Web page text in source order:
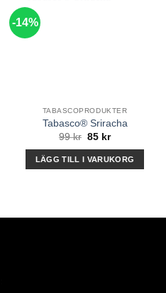
-14%
TABASCOPRODUKTER
Tabasco® Sriracha
99kr Det
priset
var:
85 krDet
priset
är:
LÄGG TILL I VARUKORG